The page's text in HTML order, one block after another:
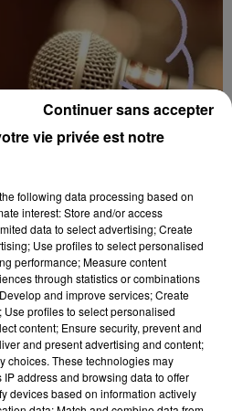
: LA VIE
MÉRIMÉE
14h30 à l'auditorium Samuel
Grégoire de Blois (Loir-et-
Prosper Mérimée.
vie privée est notre
following data processing based on
interest: Store and/or access
data to select advertising; Create
Use profiles to select personalised
performance; Measure content
through statistics or combinations
and improve services; Create
profiles to select personalised
content; Ensure security, prevent and
and present advertising and content;
choices. These technologies may
address and browsing data to offer
devices based on information actively
Continuer sans accepter